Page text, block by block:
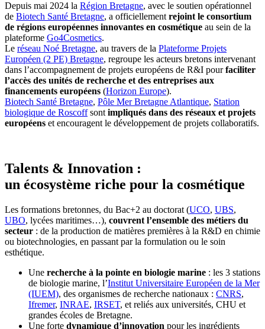
Depuis mai 2024 la Région Bretagne, avec le soutien opérationnel
de Biotech Santé Bretagne, a officiellement rejoint le consortium
de régions européennes innovantes en cosmétique au sein de la
plateforme Go4Cosmetics.
Le réseau Noé Bretagne, au travers de la Plateforme Projets
Européen (2 PE) Bretagne, regroupe les acteurs bretons intervenant
dans l’accompagnement de projets européens de R&I pourfaciliter
l’accès des unités de recherche et des entreprises aux
financements européens (Horizon Europe).
Biotech Santé Bretagne, Pôle Mer Bretagne Atlantique, Station
biologique de Roscoffsont impliqués dans des réseaux et projets
européens et encouragent le développement de projets collaboratifs.
Talents & Innovation :
un écosystème riche pour la cosmétique
Les formations bretonnes, du Bac+2 au doctorat (UCO, UBS,
UBO, lycées maritimes…), couvrent l’ensemble des métiers du
secteur : de la production de matières premières à la R&D en chimie
ou biotechnologies, en passant par la formulation ou le soin
esthétique.
Une recherche à la pointe en biologie marine : les 3 stations
de biologie marine, l’Institut Universitaire Européen de la Mer
(IUEM), des organismes de recherche nationaux : CNRS,
Ifremer, INRAE, IRSET, et reliés aux universités, CHU et
grandes écoles de Bretagne.
Une forte dynamique d’innovation pour les ingrédients